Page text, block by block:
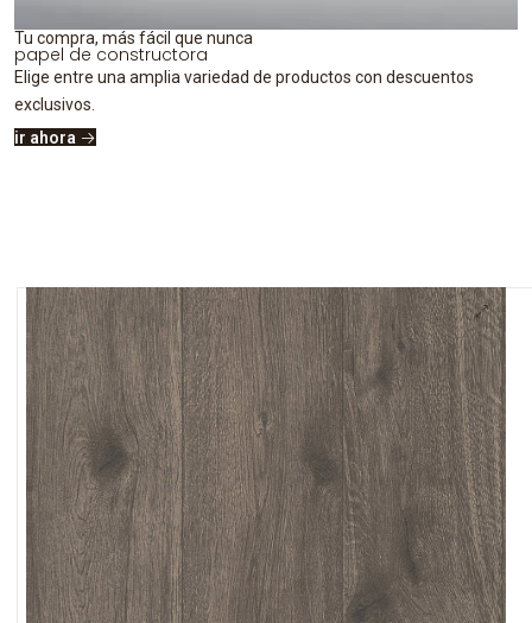
Tu compra, más fácil que nunca
papel de constructora
Elige entre una amplia variedad de productos con descuentos
exclusivos.
ir ahora